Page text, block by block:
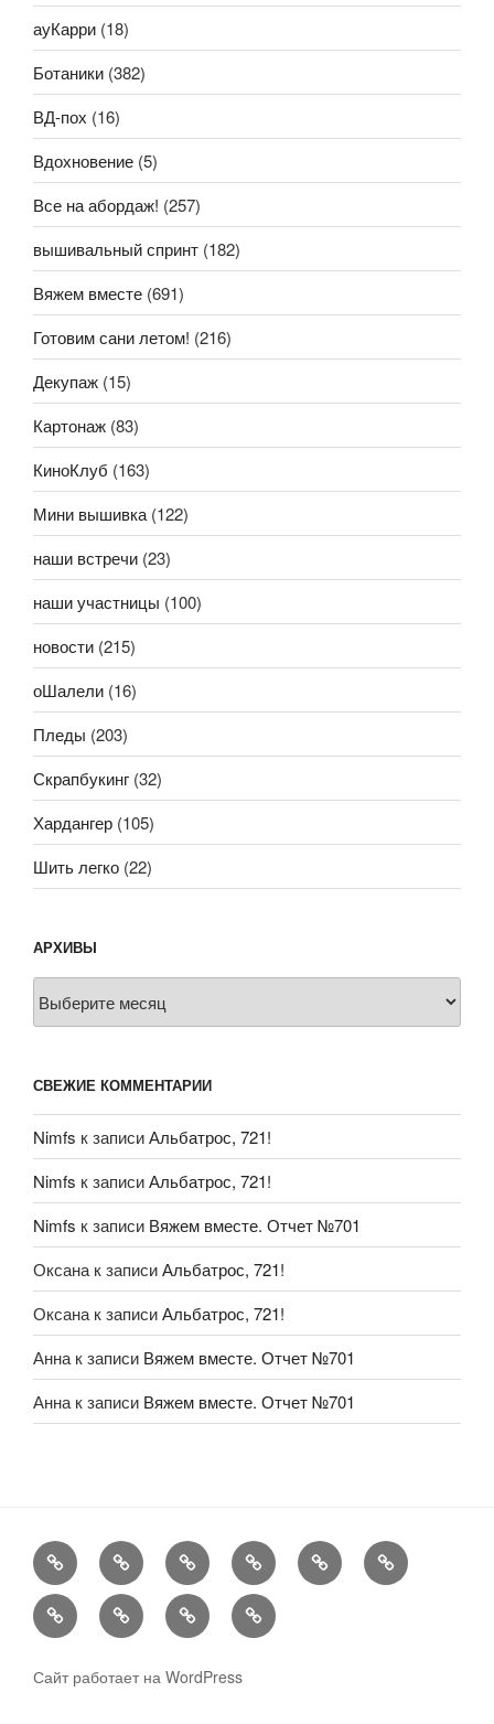
ауКарри (18)
Ботаники (382)
ВД-пох (16)
Вдохновение (5)
Все на абордаж! (257)
вышивальный спринт (182)
Вяжем вместе (691)
Готовим сани летом! (216)
Декупаж (15)
Картонаж (83)
КиноКлуб (163)
Мини вышивка (122)
наши встречи (23)
наши участницы (100)
новости (215)
оШалели (16)
Пледы (203)
Скрапбукинг (32)
Хардангер (105)
Шить легко (22)
АРХИВЫ
СВЕЖИЕ КОММЕНТАРИИ
Nimfs к записиАльбатрос, 721!
Nimfs к записиАльбатрос, 721!
Nimfs к записи Вяжем вместе. Отчет №701
Оксана к записиАльбатрос, 721!
Оксана к записиАльбатрос, 721!
Анна к записи Вяжем вместе. Отчет №701
Анна к записи Вяжем вместе. Отчет №701
FAQ Рукоделие
А
еще
Мы КонкурсыОбменник
ХвастаемсяСтатьи Aukara
Shop
User
Profile
Сайт работает на WordPress